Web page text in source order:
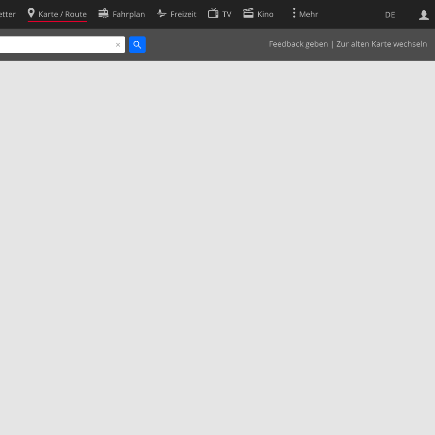
DE
Karte / Route Fahrplan Freizeit TV Kino Mehr
Feedback geben | Zur alten Karte wechseln
Websuche
Cookie-Richtlinie
Cookie-Einstellungen